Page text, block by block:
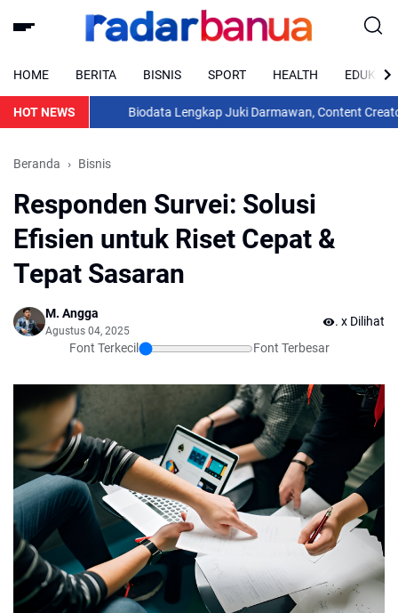
HOME BERITA BISNIS SPORT HEALTH EDUKASI
HOT NEWS Biodata Lengkap Juki Darmawan, Content Creator
Beranda Bisnis
Responden Survei: Solusi
Efisien untuk Riset Cepat &
Tepat Sasaran
M. Angga
Agustus 04, 2025
Font Terkecil Font Terbesar
... x Dilihat